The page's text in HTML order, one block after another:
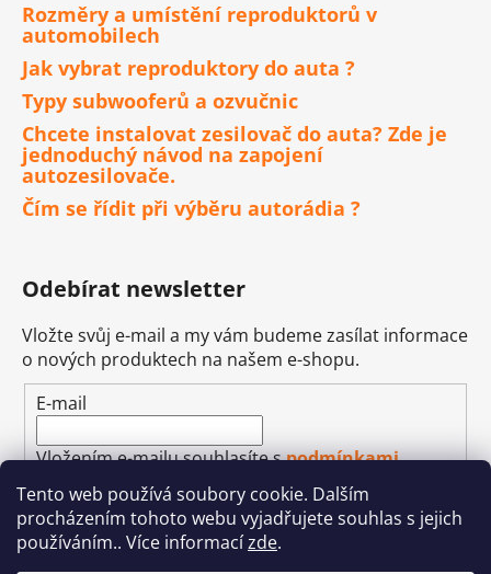
Tento web používá soubory cookie. Dalším
procházením tohoto webu vyjadřujete souhlas s jejich
používáním.. Více informacízde.
Rozměry a umístění reproduktorů v
automobilech
Jak vybrat reproduktory do auta ?
Typy subwooferů a ozvučnic
Chcete instalovat zesilovač do auta? Zde je
jednoduchý návod na zapojení
autozesilovače.
Čím se řídit při výběru autorádia ?
Odebírat newsletter
Vložte svůj e-mail a my vám budeme zasílat informace
o nových produktech na našem e-shopu.
E-mail
Vložením e-mailu souhlasíte spodmínkami
ochrany osobních údajů
PŘIHLÁSIT SE